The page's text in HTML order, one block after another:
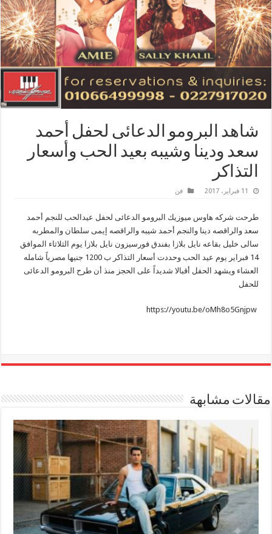
شاهد البرومو الدعائى لحفل أحمد
سعد ودينا وشيبه بعيد الحب وأسعار
التذاكر
11 فبراير، 2017 فن
طرحت شركه هاوس ميوزيك البرومو الدعائى لحفل عيدالحب للنجم أحمد
سعد والراقصه دينا والنجم أحمد شيبه والراقصه إيمى سلطان والمطربه
سالى خليل بقاعه نايل بلازا بفندق فورسيزون نايل بلازا يوم الثلاثاء الموافق
14 فبراير يوم عيد الحب وحددت أسعار التذاكر ب 1200 جنيها مصرياً شامله
العشاء ويشهد الحفل أقبالا شديداً على الحجز منذ أن طرح البرومو الدعائى
للحفل
https://youtu.be/oMh8o5Gnjpw
مقالات مشابهة